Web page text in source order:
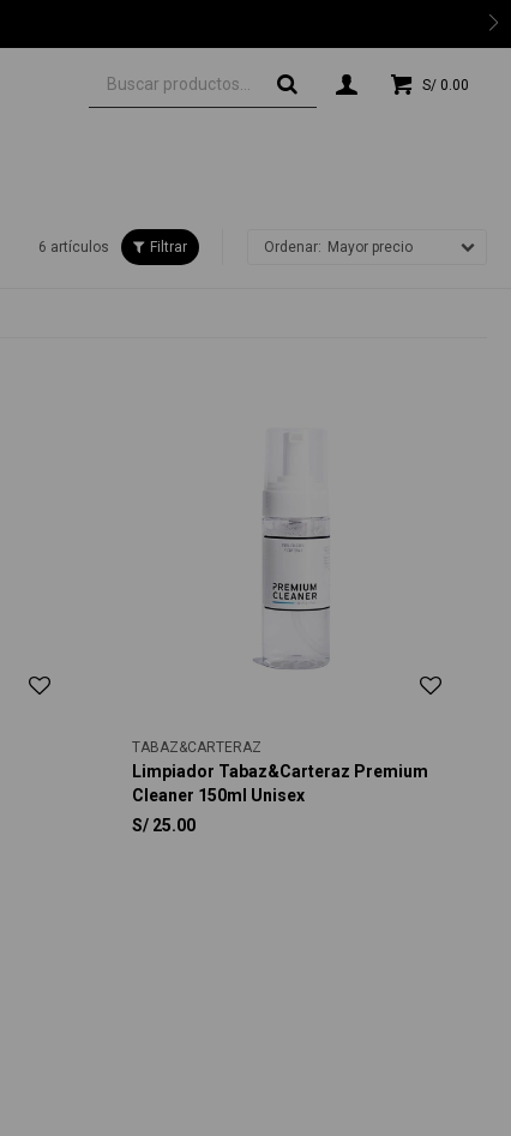
S/ 0.00
6 artículos Mayor precio
TABAZ&CARTERAZ
Limpiador Tabaz&Carteraz Premium
Cleaner 150ml Unisex
S/ 25.00